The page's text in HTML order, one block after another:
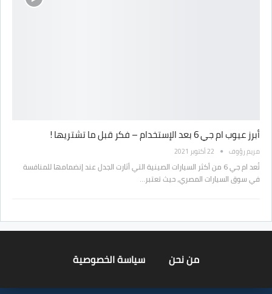
أبرز عيوب ام جي 6 بعد الإستخدام – فكر قبل ما تشتريها !
مريم رؤوف 22 أكتوبر 2021
تُعد ام جي 6 من أكثر السيارات الصينية التي أثارت الجدل عند إنضمامها للمنافسة
في سوق السيارات المصري، حيث تعتبر…
من نحن سياسة الخصوصية